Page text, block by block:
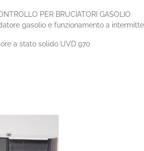
PER BRUCIATORI GASOLIO.
gasolio e funzionamento a
a stato solido UVD 970